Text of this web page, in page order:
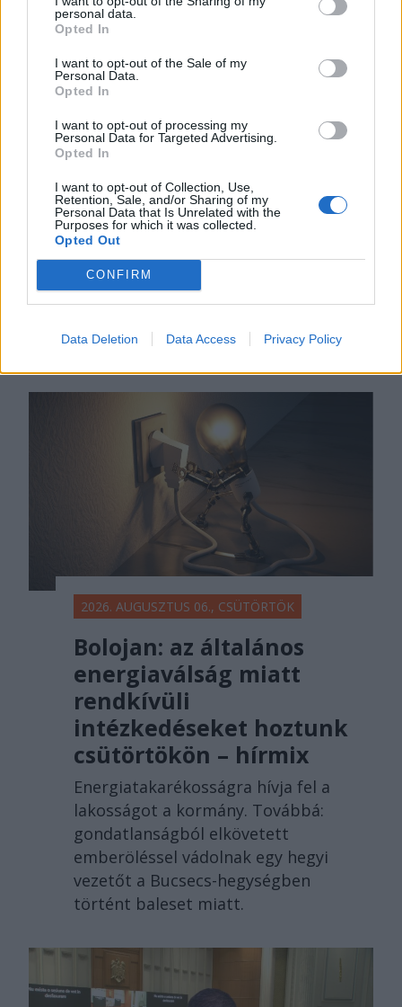
personal data.
Opted In
I want to opt-out of the Sale of my
Personal Data.
Opted In
I want to opt-out of processing my
Personal Data for Targeted Advertising.
Opted In
I want to opt-out of Collection, Use,
Retention, Sale, and/or Sharing of my
Personal Data that Is Unrelated with the
Purposes for which it was collected.
Opted Out
CONFIRM
Data Deletion Data Access Privacy Policy
2026. AUGUSZTUS 07., PÉNTEK
Több száz embert
verhetett át Untold-
belépőkkel egy
kolozsvári férfi – hírek
pénteken
A rendőrség vizsgálódik
Kolozsváron egy fesztiválbelépőkkel
elkövetett lehetséges csalás
ügyében, a károsultak között sok a
magyar diák. Közben alig néhány
kormányhoz.
2026. AUGUSZTUS 06., CSÜTÖRTÖK
Bolojan: az általános
energiaválság miatt
rendkívüli
intézkedéseket hoztunk
csütörtökön – hírmix
Energiatakarékosságra hívja fel a
lakosságot a kormány. Továbbá:
gondatlanságból elkövetett
emberöléssel vádolnak egy hegyi
vezetőt a Bucsecs-hegységben
történt baleset miatt.